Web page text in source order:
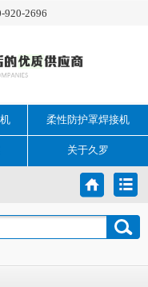
920-2696
柔性防护罩焊接机
关于久罗